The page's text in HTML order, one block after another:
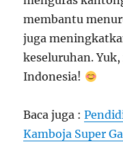
membantu
juga
keseluruhan.
Indonesia!
Baca juga :
Kamboja Super